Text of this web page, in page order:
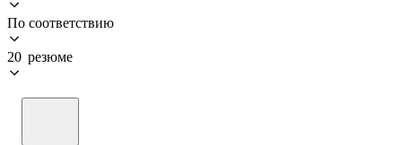
По соответствию
20 резюме